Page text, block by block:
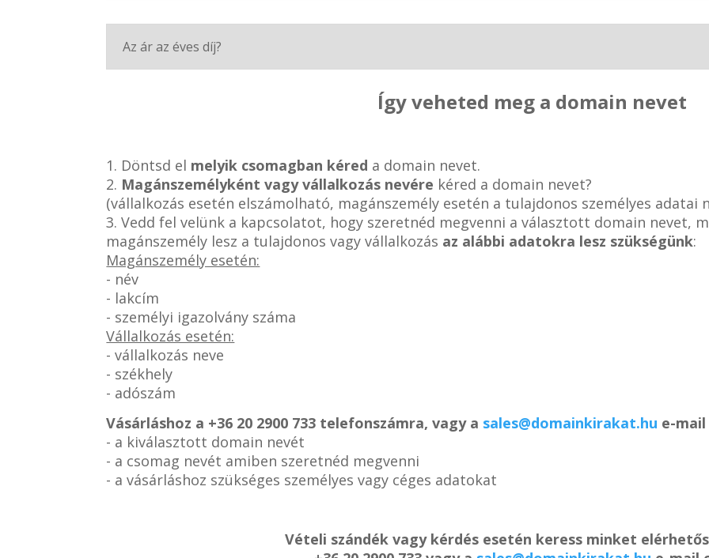
Az ár az éves díj?
Így veheted meg a domain nevet
1. Döntsd el melyik csomagban kéred a domain nevet.
2. Magánszemélyként vagy vállalkozás nevére kéred a domain nevet?
(vállalkozás esetén elszámolható, magánszemély esetén a tulajdonos személyes adatai
3. Vedd fel velünk a kapcsolatot, hogy szeretnéd megvenni a választott domain nevet,
magánszemély lesz a tulajdonos vagy vállalkozás az alábbi adatokra lesz szükségünk:
Magánszemély esetén:
- név
- lakcím
- személyi igazolvány száma
Vállalkozás esetén:
- vállalkozás neve
- székhely
- adószám
Vásárláshoz a +36 20 2900 733 telefonszámra, vagy a sales@domainkirakat.hu e-
- a kiválasztott domain nevét
- a csomag nevét amiben szeretnéd megvenni
- a vásárláshoz szükséges személyes vagy céges adatokat
Vételi szándék vagy kérdés esetén keress minket